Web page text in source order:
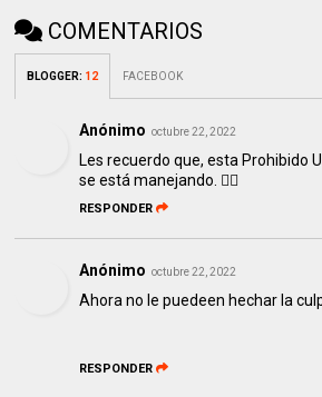
COMENTARIOS
BLOGGER: 12 FACEBOOK
Anónimo octubre 22, 2022
Les recuerdo que, esta Prohibido
se está manejando. 👮‍♂️
RESPONDER
Anónimo octubre 22, 2022
Ahora no le puedeen hechar la
RESPONDER